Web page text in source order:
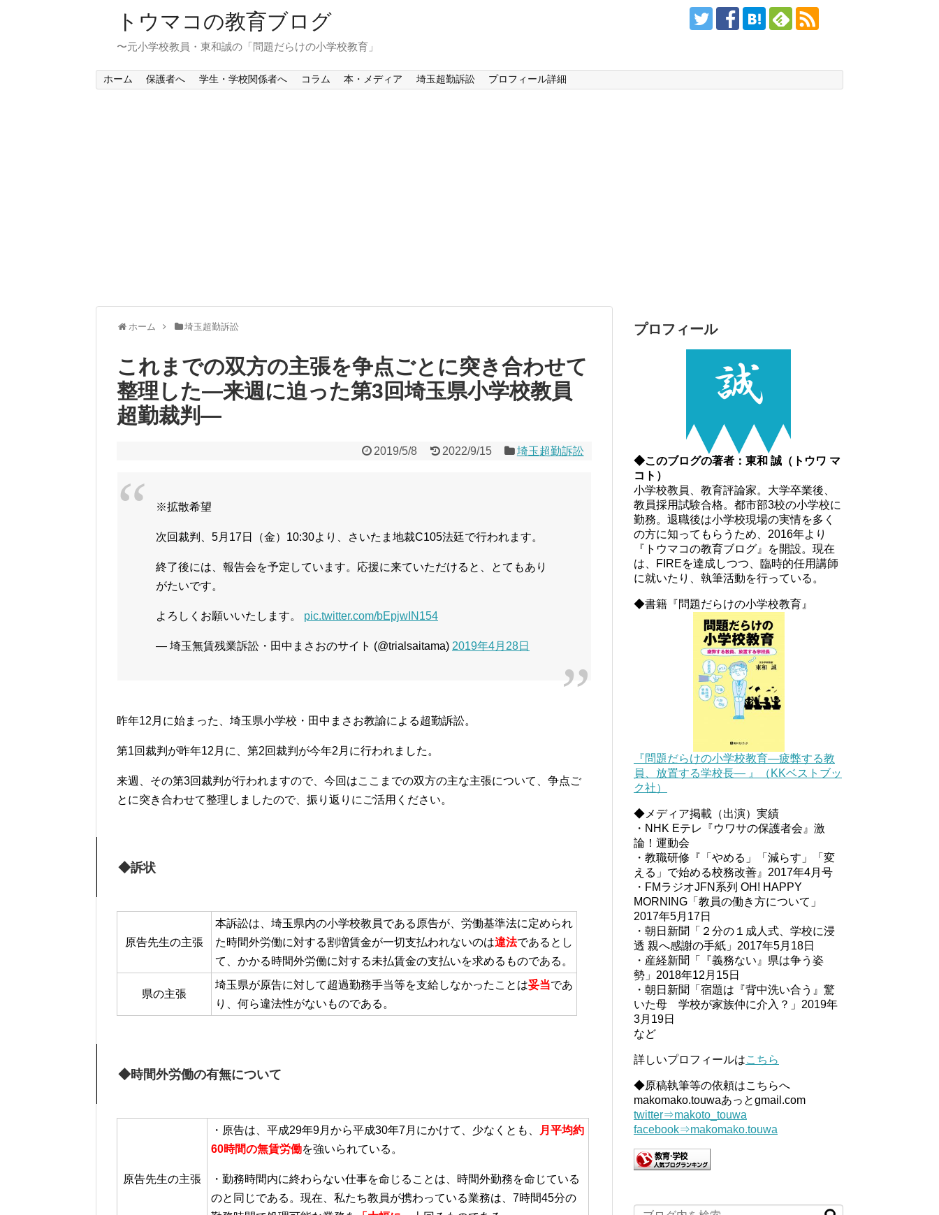
トウマコの教育ブログ
〜元小学校教員・東和誠の「問題だらけの小学校教育」
ホーム 保護者へ 学生・学校関係者へ コラム 本・メディア 埼玉超勤訴訟 プロフィール詳細
ホーム 埼玉超勤訴訟
これまでの双方の主張を争点ごとに突き合わせて
整理した―来週に迫った第3回埼玉県小学校教員
超勤裁判―
2019/5/8 2022/9/15 埼玉超勤訴訟
※拡散希望
次回裁判、5月17日（金）10:30より、さいたま地裁C105法廷で行われます。
終了後には、報告会を予定しています。応援に来ていただけると、とてもあり
がたいです。
よろしくお願いいたします。 pic.twitter.com/bEpjwIN154
— 埼玉無賃残業訴訟・田中まさおのサイト (@trialsaitama) 2019年4月28日
昨年12月に始まった、埼玉県小学校・田中まさお教諭による超勤訴訟。
第1回裁判が昨年12月に、第2回裁判が今年2月に行われました。
来週、その第3回裁判が行われますので、今回はここまでの双方の主な主張について、争点ご
とに突き合わせて整理しましたので、振り返りにご活用ください。
◆訴状
原告先生の主張
本訴訟は、埼玉県内の小学校教員である原告が、労働基準法に定められ
た時間外労働に対する割増賃金が一切支払われないのは違法であるとし
て、かかる時間外労働に対する未払賃金の支払いを求めるものである。
県の主張
埼玉県が原告に対して超過勤務手当等を支給しなかったことは妥当であ
り、何ら違法性がないものである。
◆時間外労働の有無について
原告先生の主張
・原告は、平成29年9月から平成30年7月にかけて、少なくとも、
月平均約
60時間の無賃労働を強いられている。
・勤務時間内に終わらない仕事を命じることは、時間外勤務を命じている
のと同じである。現在、私たち教員が携わっている業務は、7時間45分の
プロフィール
◆このブログの著者：東和 誠（トウワ マ
コト）
小学校教員、教育評論家。大学卒業後、
教員採用試験合格。都市部3校の小学校に
勤務。退職後は小学校現場の実情を多く
の方に知ってもらうため、2016年より
『トウマコの教育ブログ』を開設。現在
は、FIREを達成しつつ、臨時的任用講師
に就いたり、執筆活動を行っている。
◆書籍『問題だらけの小学校教育』
『問題だらけの小学校教育―疲弊する教
員、放置する学校長― 』（KKベストブッ
ク社）
◆メディア掲載（出演）実績
・NHK Eテレ『ウワサの保護者会』激
論！運動会
・教職研修『「やめる」「減らす」「変
える」で始める校務改善』2017年4月号
・FMラジオJFN系列 OH! HAPPY
MORNING「教員の働き方について」
2017年5月17日
・朝日新聞「２分の１成人式、学校に浸
透 親へ感謝の手紙」2017年5月18日
・産経新聞「『義務ない』県は争う姿
勢」2018年12月15日
・朝日新聞「宿題は『背中洗い合う』驚
いた母 学校が家族仲に介入？」2019年
3月19日
など
詳しいプロフィールはこちら
◆原稿執筆等の依頼はこちらへ
makomako.touwaあっとgmail.com
twitter⇒makoto_touwa
facebook⇒makomako.touwa